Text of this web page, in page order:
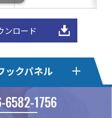
ンロード
ックパネル
フックライン・エコ
6582-1756